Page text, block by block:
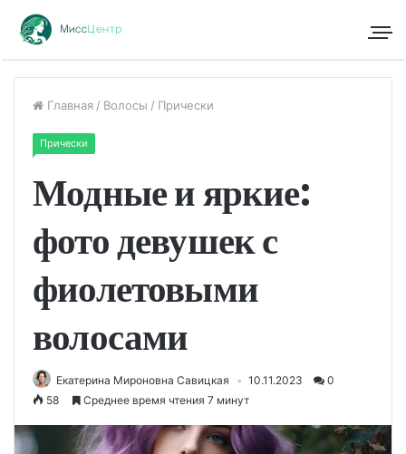
Главная / Волосы / Прически
Прически
Модные и яркие:
фото девушек с
фиолетовыми
волосами
Екатерина Мироновна Савицкая 10.11.2023
0
58
Среднее время чтения 7 минут